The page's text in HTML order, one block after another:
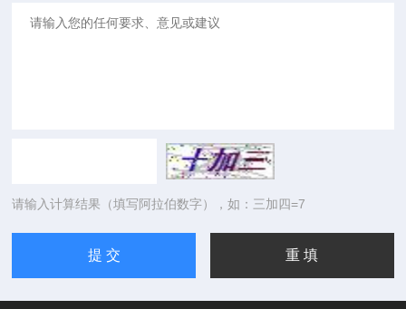
请输入计算结果（填写阿拉伯数字），如：三加四=7